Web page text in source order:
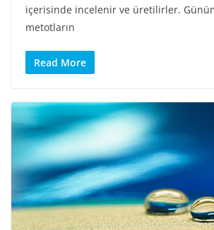
içerisinde incelenir ve üretilirler.
metotların
Read More